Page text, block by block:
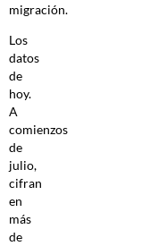
migración.
Los
datos
de
hoy.
A
comienzos
de
julio,
cifran
en
más
de